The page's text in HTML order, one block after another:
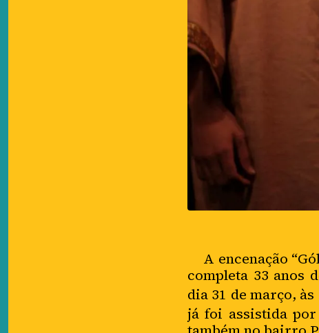
A encenação
completa 33 anos
dia 31 de março, às
já foi assistida por